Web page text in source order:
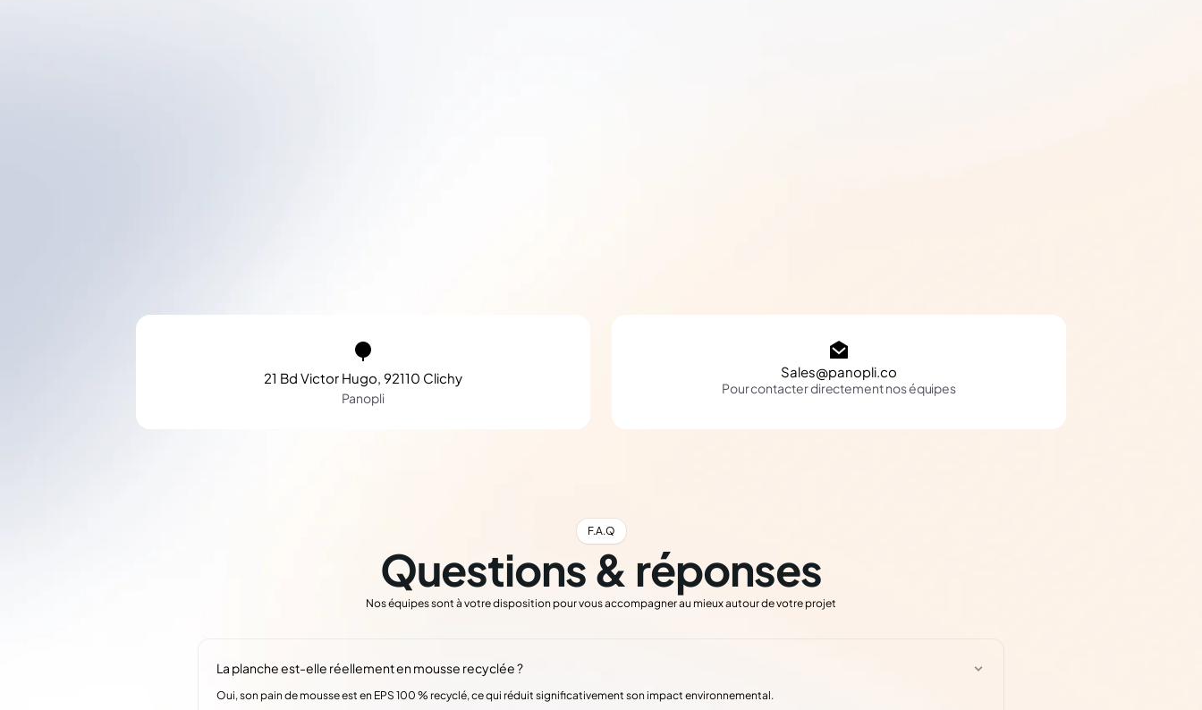
21 Bd Victor Hugo, 92110 Clichy
Panopli
Sales@panopli.co
Pour contacter directement nos équipes
F.A.Q
Questions & réponses
Nos équipes sont à votre disposition pour vous accompagner au mieux autour de votre projet
La planche est-elle réellement en mousse recyclée ?
Oui, son pain de mousse est en EPS 100 % recyclé, ce qui réduit significativement son impact environnemental.